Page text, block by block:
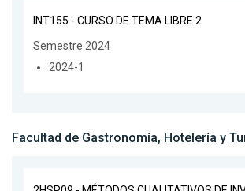
INT155 - CURSO DE TEMA LIBRE 2
Semestre 2024
2024-1
Facultad de Gastronomía, Hotelería y